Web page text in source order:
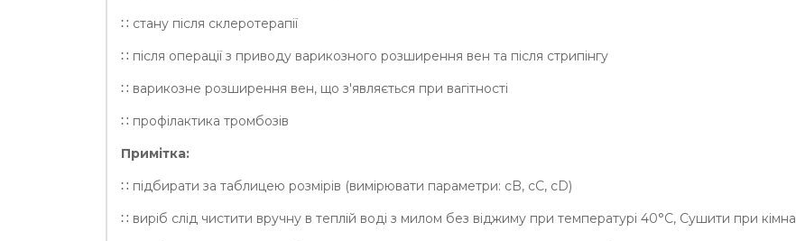
∷ стану після склеротерапії
∷ після операції з приводу варикозного розширення вен та після стрипінгу
∷ варикозне розширення вен, що з'являється при вагітності
∷ профілактика тромбозів
Примітка:
∷ підбирати за таблицею розмірів (вимірювати параметри: cB, cC, сD)
∷ виріб слід чистити вручну в теплій воді з милом без віджиму при температурі 40°C, Сушити при